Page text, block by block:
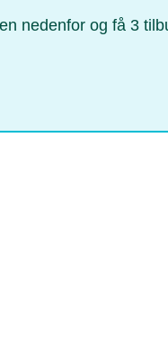
nedenfor og få 3